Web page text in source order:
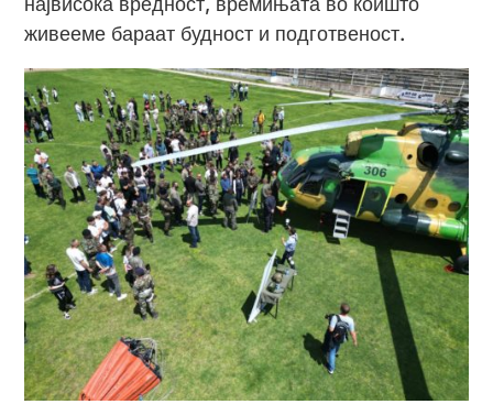
живееме бараат будност и подготвеност.